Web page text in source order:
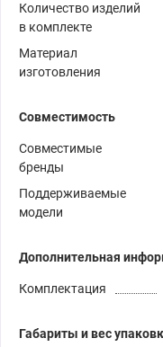
Количество изделий
в комплекте
Материал
изготовления
Совместимость
Совместимые
бренды
Поддерживаемые
модели
Дополнительная
Комплектация
Габариты и вес